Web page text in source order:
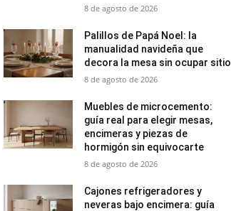
8 de agosto de 2026
Palillos de Papá Noel: la
manualidad navideña que
decora la mesa sin ocupar sitio
8 de agosto de 2026
Muebles de microcemento:
guía real para elegir mesas,
encimeras y piezas de
hormigón sin equivocarte
8 de agosto de 2026
Cajones refrigeradores y
neveras bajo encimera: guía